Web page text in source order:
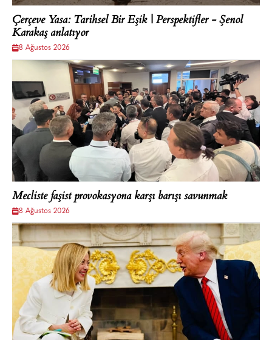
Çerçeve Yasa: Tarihsel Bir Eşik | Perspektifler - Şenol
Karakaş anlatıyor
8 Ağustos 2026
Mecliste faşist provokasyona karşı barışı savunmak
8 Ağustos 2026